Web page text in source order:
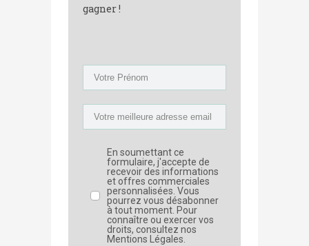
gagner !
En soumettant ce
formulaire, j'accepte de
recevoir des informations
et offres commerciales
personnalisées. Vous
pourrez vous désabonner
à tout moment. Pour
connaître ou exercer vos
droits, consultez nos
Mentions Légales.